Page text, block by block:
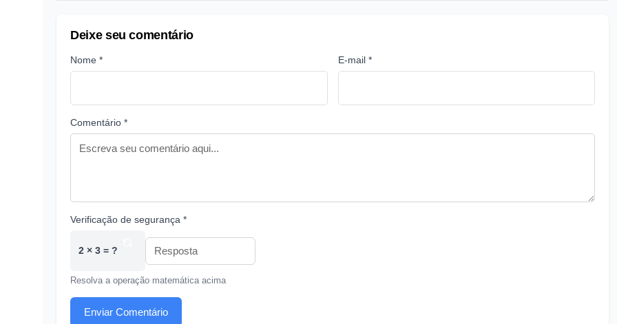
Deixe seu comentário
Nome * E-mail *
Comentário *
Verificação de segurança *
2 × 3 = ?
Resolva a operação matemática acima
Enviar Comentário